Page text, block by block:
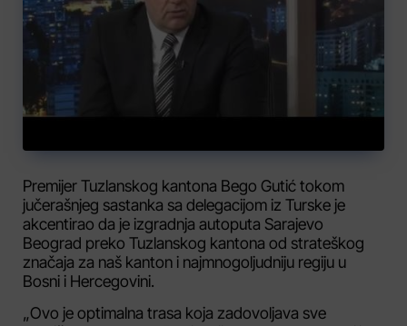
Premijer Tuzlanskog kantona Bego Gutić tokom
jučerašnjeg sastanka sa delegacijom iz Turske je
akcentirao da je izgradnja autoputa Sarajevo
Beograd preko Tuzlanskog kantona od strateškog
značaja za naš kanton i najmnogoljudniju regiju u
Bosni i Hercegovini.
„Ovo je optimalna trasa koja zadovoljava sve